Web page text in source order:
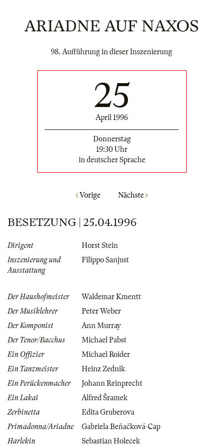
ARIADNE AUF NAXOS
98. Aufführung in dieser Inszenierung
25
April 1996
Donnerstag
19:30 Uhr
in deutscher Sprache
Vorige Nächste
BESETZUNG | 25.04.1996
Dirigent
Horst Stein
Inszenierung und
Ausstattung
Filippo Sanjust
Der Haushofmeister
Waldemar Kmentt
Der Musiklehrer
Peter Weber
Der Komponist
Ann Murray
Der Tenor/Bacchus
Michael Pabst
Ein Offizier
Michael Roider
Ein Tanzmeister
Heinz Zednik
Ein Perückenmacher
Johann Reinprecht
Ein Lakai
Alfred Šramek
Zerbinetta
Edita Gruberova
Primadonna/Ariadne
Gabriela Beňačková-Cap
Harlekin
Sebastian Holecek